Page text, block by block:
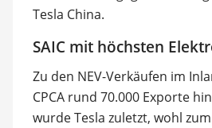
Tesla China.
SAIC mit höchsten
Zu den NEV-Verkäufen im
CPCA rund 70.000 Exporte
wurde Tesla zuletzt, wohl